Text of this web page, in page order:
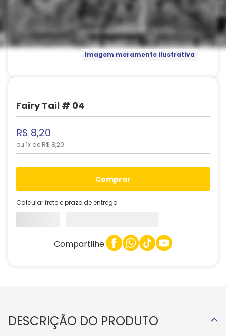
Imagem meramente ilustrativa
Fairy Tail # 04
R$ 8,20
ou 1x de R$ 8,20
comprar
Calcular frete e prazo de entrega
Compartilhe:
DESCRIÇÃO DO PRODUTO